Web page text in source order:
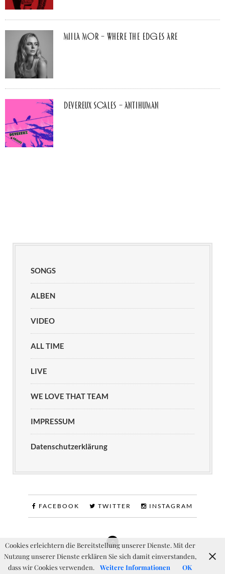
Miila Mor – Where The Edges Are
Devereux Scales – Antihuman
SONGS
ALBEN
VIDEO
ALL TIME
LIVE
WE LOVE THAT TEAM
IMPRESSUM
Datenschutzerklärung
FACEBOOK TWITTER INSTAGRAM
Cookies erleichtern die Bereitstellung unserer Dienste. Mit der
Nutzung unserer Dienste erklären Sie sich damit einverstanden,
dass wir Cookies verwenden.
Weitere Informationen OK